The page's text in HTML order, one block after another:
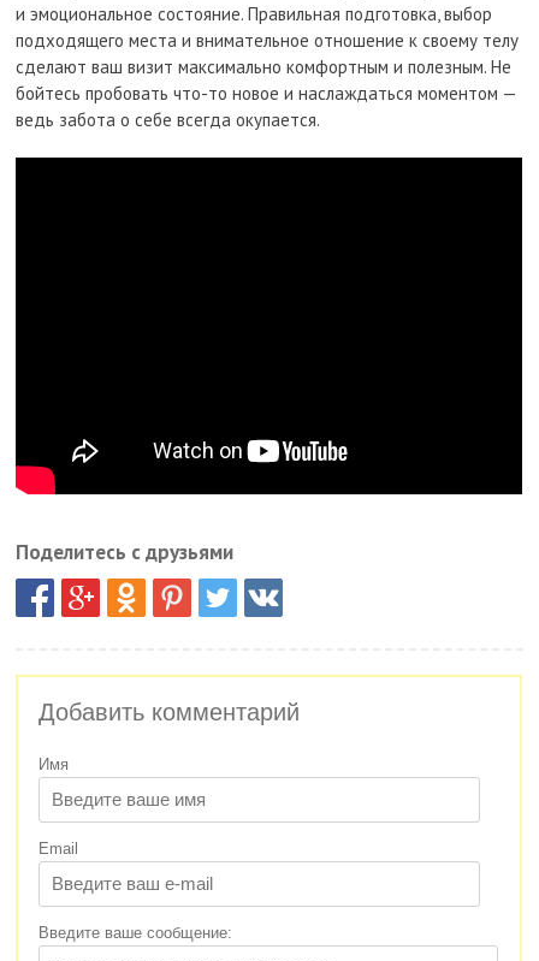
и эмоциональное состояние. Правильная подготовка, выбор
подходящего места и внимательное отношение к своему телу
сделают ваш визит максимально комфортным и полезным. Не
бойтесь пробовать что-то новое и наслаждаться моментом —
ведь забота о себе всегда окупается.
Поделитесь с друзьями
Добавить комментарий
Имя
Email
Введите ваше сообщение: